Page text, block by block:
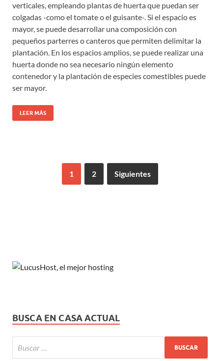
verticales, empleando plantas de huerta que puedan ser
colgadas -como el tomate o el guisante-. Si el espacio es
mayor, se puede desarrollar una composición con
pequeños parterres o canteros que permiten delimitar la
plantación. En los espacios amplios, se puede realizar una
huerta donde no sea necesario ningún elemento
contenedor y la plantación de especies comestibles puede
ser mayor.
LEER MÁS
1 2 Siguientes
BUSCA EN CASA ACTUAL